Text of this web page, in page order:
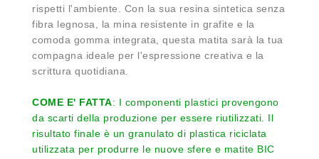
rispetti l'ambiente. Con la sua resina sintetica senza
fibra legnosa, la mina resistente in grafite e la
comoda gomma integrata, questa matita sarà la tua
compagna ideale per l'espressione creativa e la
scrittura quotidiana.
COME E' FATTA: I componenti plastici provengono
da scarti della produzione per essere riutilizzati. Il
risultato finale è un granulato di plastica riciclata
utilizzata per produrre le nuove sfere e matite BIC